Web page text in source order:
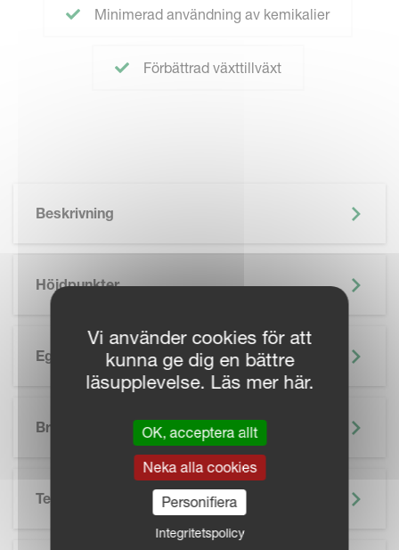
Minimerad användning av kemikalier
Förbättrad växttillväxt
Beskrivning
Höjdpunkter
Egenskaper
Broschyr
Teknisk Specifikation
Vi använder cookies för att
kunna ge dig en bättre
läsupplevelse. Läs mer här.
OK, acceptera allt
Neka alla cookies
Personifiera
Integritetspolicy